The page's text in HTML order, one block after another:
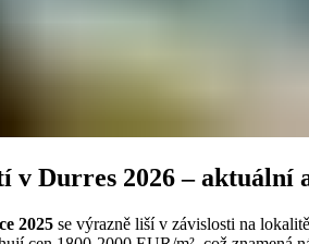
v Durres 2026 – aktuální
2025 se výrazně liší v závislosti na